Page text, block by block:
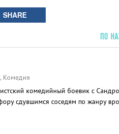
SHARE
ПО
Комедия
комедийный боевик с
сдувшимся соседям по жанру